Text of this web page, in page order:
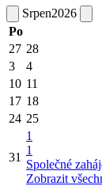
Srpen2026
Po
27 28
3
4
10 11
17 18
24 25
31
1
1
Společné
Zobrazit